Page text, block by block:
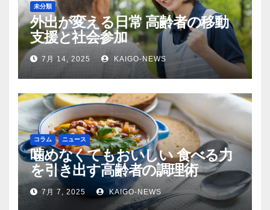
未分類
外出が変える日常 高齢者の移動
支援と社会参加
7月 14, 2025 KAIGO-NEWS
コラム ニュース
噛めなくてもおいしい 食べる力
を引き出す高齢者の調理術
7月 7, 2025 KAIGO-NEWS